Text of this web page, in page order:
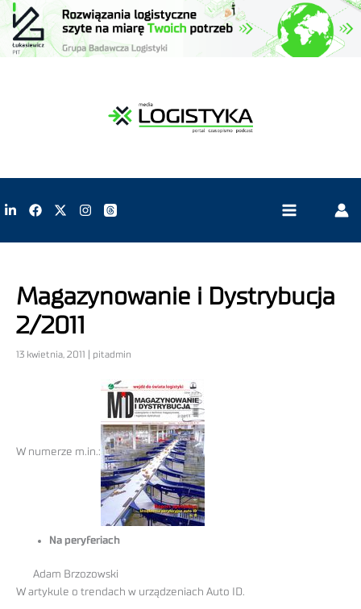
Magazynowanie i Dystrybucja
2/2011
13 kwietnia, 2011 | pitadmin
W numerze m.in.:
Na peryferiach
Adam Brzozowski
W artykule o trendach w urządzeniach Auto ID.